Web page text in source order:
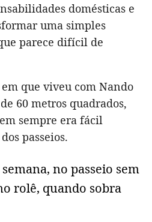
domésticas e
uma simples
parece difícil de
que viveu com Nando
60 metros quadrados,
sempre era fácil
passeios.
no passeio sem
rolê, quando sobra